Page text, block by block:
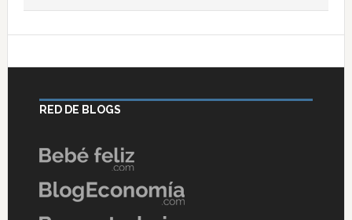
RED DE BLOGS